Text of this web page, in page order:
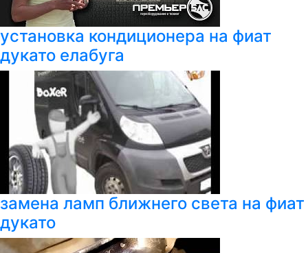
установка кондиционера на фиат
дукато елабуга
замена ламп ближнего света на фиат
дукато